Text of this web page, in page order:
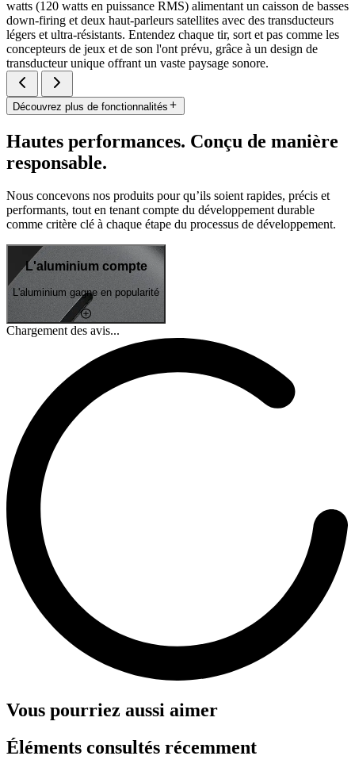
watts (120 watts en puissance RMS) alimentant un caisson de basses
down-firing et deux haut-parleurs satellites avec des transducteurs
légers et ultra-résistants. Entendez chaque tir, sort et pas comme les
concepteurs de jeux et de son l'ont prévu, grâce à un design de
transducteur unique offrant un vaste paysage sonore.
Découvrez plus de fonctionnalités
Hautes performances. Conçu de manière
responsable.
Nous concevons nos produits pour qu’ils soient rapides, précis et
performants, tout en tenant compte du développement durable
comme critère clé à chaque étape du processus de développement.
L'aluminium compte
L'aluminium gagne en popularité
Chargement des avis...
Vous pourriez aussi aimer
Éléments consultés récemment